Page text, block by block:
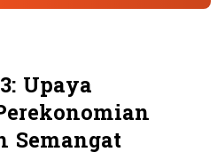
Upaya
Semangat